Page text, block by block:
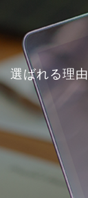
選ばれる理由